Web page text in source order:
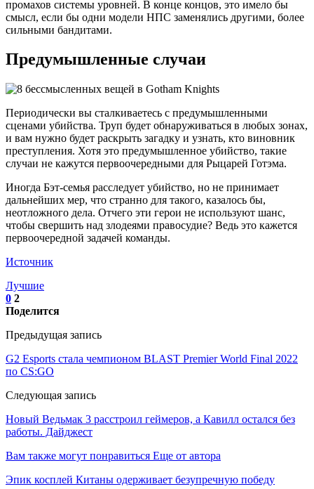
промахов системы уровней. В конце концов, это имело бы
смысл, если бы одни модели НПС заменялись другими, более
сильными бандитами.
Предумышленные случаи
Периодически вы сталкиваетесь с предумышленными
сценами убийства. Труп будет обнаруживаться в любых зонах,
и вам нужно будет раскрыть загадку и узнать, кто виновник
преступления. Хотя это предумышленное убийство, такие
случаи не кажутся первоочередными для Рыцарей Готэма.
Иногда Бэт-семья расследует убийство, но не принимает
дальнейших мер, что странно для такого, казалось бы,
неотложного дела. Отчего эти герои не используют шанс,
чтобы свершить над злодеями правосудие? Ведь это кажется
первоочередной задачей команды.
Источник
Лучшие
0 2
Поделится
Предыдущая запись
G2 Esports стала чемпионом BLAST Premier World Final 2022
по CS:GO
Следующая запись
Новый Ведьмак 3 расстроил геймеров, а Кавилл остался без
работы. Дайджест
Вам также могут понравиться Еще от автора
Эпик косплей Китаны одерживает безупречную победу